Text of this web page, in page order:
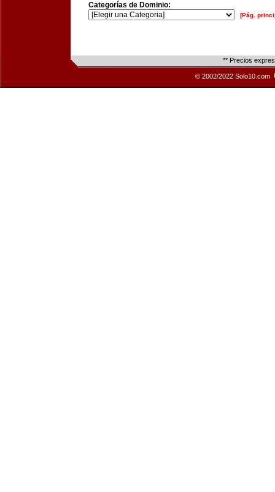
Categorías de Dominio:
[Pág.
** Precios
© 2002/2022 Solo10.com